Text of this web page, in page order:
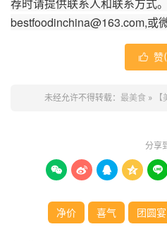
荐时请提供联系人和联系方式。
bestfoodinchina@163.com,或
 赞(
未经允许不得转载： 最美食 »
分享
    
净价 喜气 团圆宴